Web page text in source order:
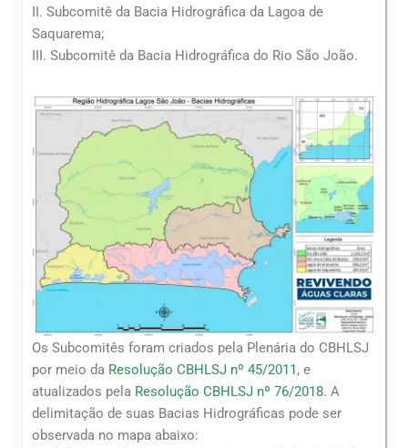
II. Subcomitê da Bacia Hidrográfica da Lagoa de
Saquarema;
III. Subcomitê da Bacia Hidrográfica do Rio São João.
Os Subcomitês foram criados pela Plenária do CBHLSJ
por meio da Resolução CBHLSJ nº 45/2011, e
atualizados pela Resolução CBHLSJ nº 76/2018. A
delimitação de suas Bacias Hidrográficas pode ser
observada no mapa abaixo: